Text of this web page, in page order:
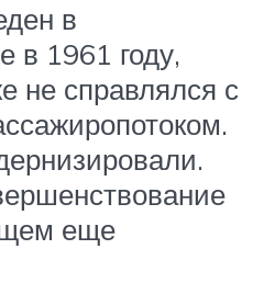
в
в 1961 году,
не справлялся с
еще